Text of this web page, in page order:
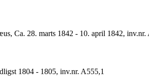
Ca. 28. marts 1842 - 10. april 1842, inv.nr.
1804 - 1805, inv.nr. A555,1